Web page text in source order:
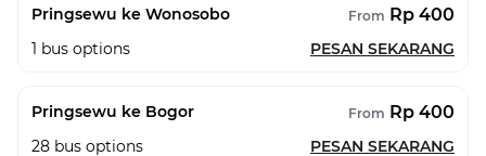
Pringsewu ke Wonosobo From Rp 400
1 bus options PESAN SEKARANG
Pringsewu ke Bogor From Rp 400
28 bus options PESAN SEKARANG